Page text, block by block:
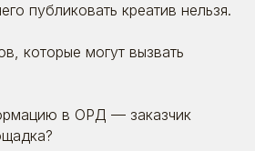
публиковать креатив нельзя.
которые могут вызвать
в ОРД — заказчик